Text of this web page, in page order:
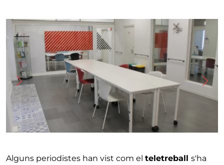
Imatge
Alguns periodistes han vist com el teletreball s'ha